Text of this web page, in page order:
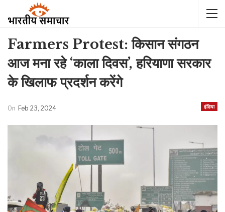
Farmers Protest: किसान संगठन
आज मना रहे ‘काला दिवस’, हरियाणा सरकार
के खिलाफ प्रदर्शन करेंगे
इंडिया
On Feb 23, 2024